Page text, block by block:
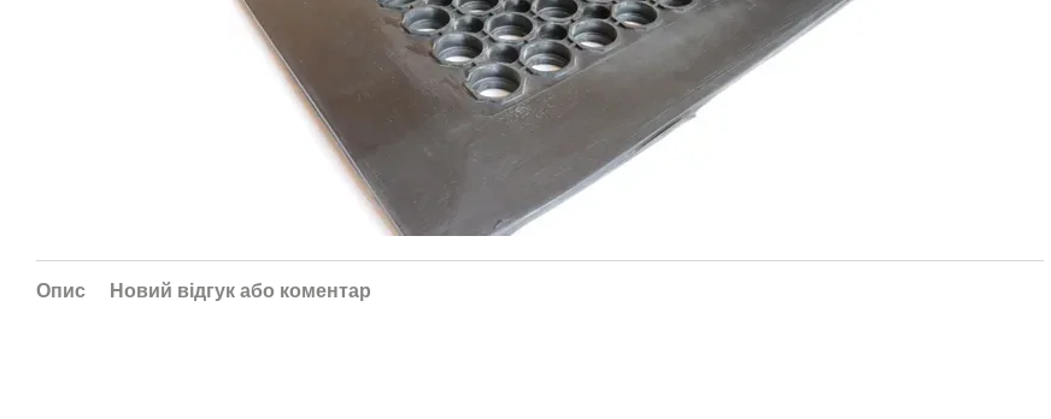
Опис Новий відгук або коментар